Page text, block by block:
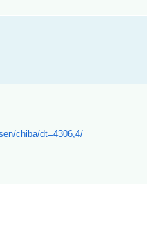
chiba/dt=4306,4/